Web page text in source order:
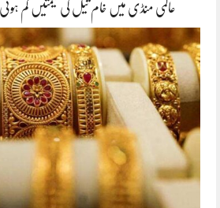
عالمی منڈی میں خام تیل کی قیمتیں کم